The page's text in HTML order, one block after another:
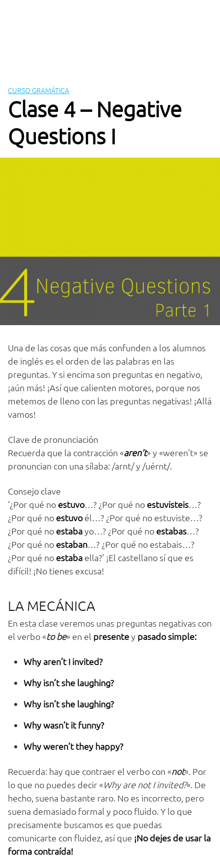
CURSO GRAMÁTICA
Clase 4 – Negative
Questions I
Una de las cosas que más confunden a los alumnos
de inglés es el orden de las palabras en las
preguntas. Y si encima son preguntas en negativo,
¡aún más! ¡Así que calienten motores, porque nos
metemos de lleno con las preguntas negativas! ¡Allá
vamos!
Clave de pronunciación
Recuerda que la contracción «aren’t» y «weren’t» se
pronuncian con una sílaba: /arnt/ y /uérnt/.
Consejo clave
‘¿Por qué no estuvo…? ¿Por qué no estuvisteis…?
¿Por qué no estuvoél…? ¿Por qué no estuviste…?
¿Por qué no estabayo…? ¿Por qué no estabas…?
¿Por qué no estaban…? ¿Por qué no estabais…?
¿Por qué no estaba ella?’ ¡El castellano sí que es
difícil! ¡No tienes excusa!
LA MECÁNICA
En esta clase veremos unas preguntas negativas con
el verbo «to be» en el presentey pasado simple:
Why aren’t I invited?
Why isn’t she laughing?
Why isn’t she laughing?
Why wasn’t it funny?
Why weren’t they happy?
Recuerda: hay que contraer el verbo con «not«. Por
lo que no puedes decir «Why are not I invited?«. De
hecho, suena bastante raro. No es incorrecto, pero
suena demasiado formal y poco fluido. Y lo que
precisamente buscamos es que puedas
comunicarte con fluidez, así que ¡No dejes de usar la
forma contraída!